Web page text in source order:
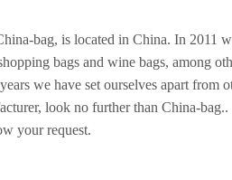
bag, is located in China. In 2011
bags and wine bags, among
we have set ourselves apart from
look no further than China-bag..
your request.